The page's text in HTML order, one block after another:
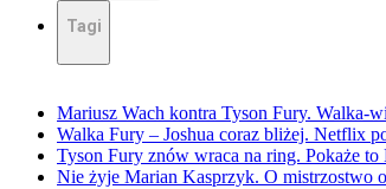
Tagi
Mariusz Wach kontra Tyson Fury. Walka-
Walka Fury – Joshua coraz bliżej. Netflix
Tyson Fury znów wraca na ring. Pokaże
Nie żyje Marian Kasprzyk. O mistrzostwo